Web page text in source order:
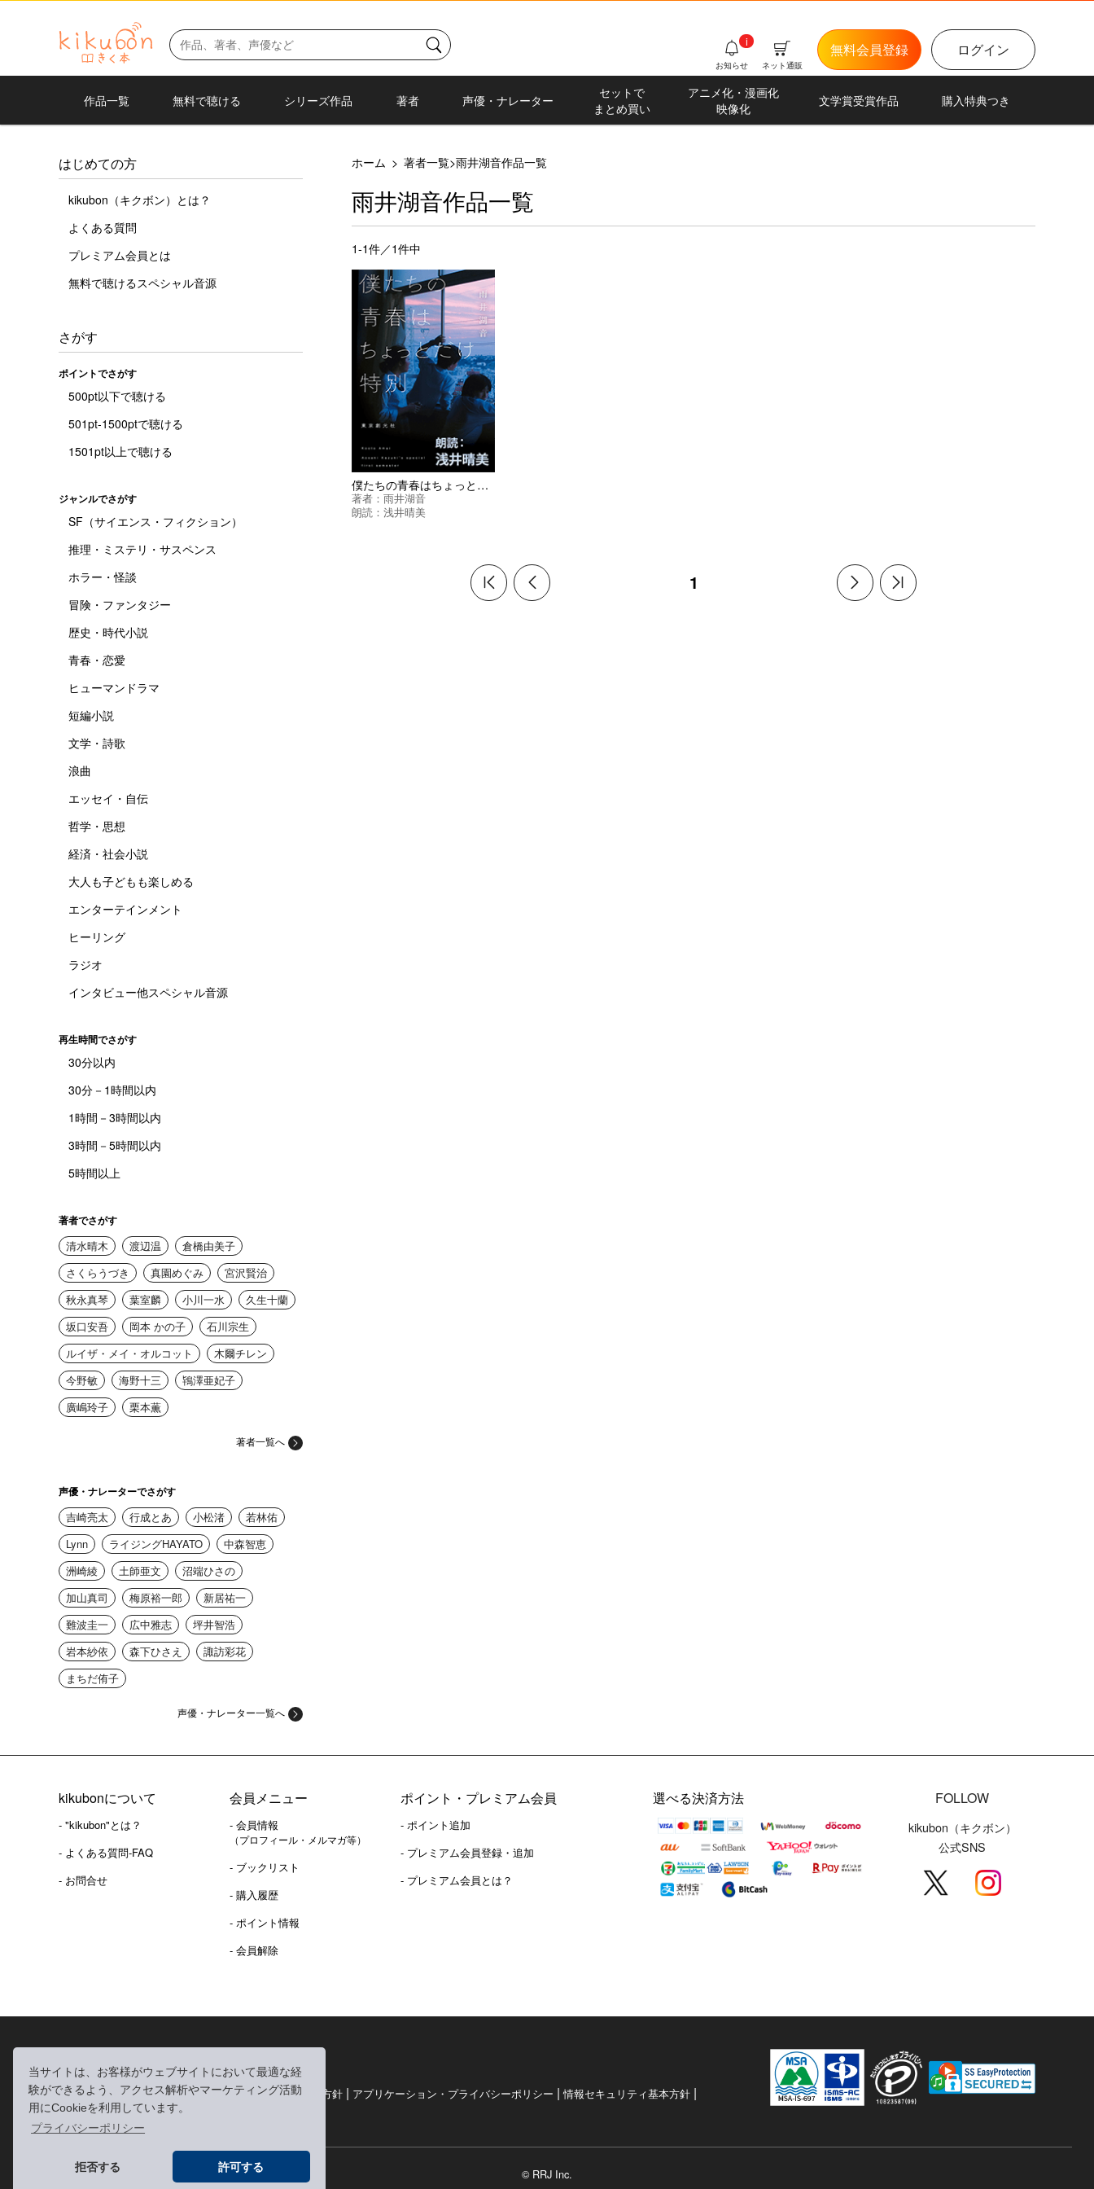
当サイトは、お客様がウェブサイトにおいて最適な経
験ができるよう、アクセス解析やマーケティング活動
用にCookieを利用しています。
プライバシーポリシー
拒否する 許可する
ログイン
無料会員登録
ネット通販
お知らせ
i
作品一覧 無料で聴ける シリーズ作品 著者 声優・ナレーター
セットで
まとめ買い
アニメ化・漫画化
映像化
文学賞受賞作品 購入特典つき
はじめての方
kikubon（キクボン）とは？
よくある質問
プレミアム会員とは
無料で聴けるスペシャル音源
さがす
ポイントでさがす
500pt以下で聴ける
501pt-1500ptで聴ける
1501pt以上で聴ける
ジャンルでさがす
SF（サイエンス・フィクション）
推理・ミステリ・サスペンス
ホラー・怪談
冒険・ファンタジー
歴史・時代小説
青春・恋愛
ヒューマンドラマ
短編小説
文学・詩歌
浪曲
エッセイ・自伝
哲学・思想
経済・社会小説
大人も子どもも楽しめる
エンターテインメント
ヒーリング
ラジオ
インタビュー他スペシャル音源
再生時間でさがす
30分以内
30分－1時間以内
1時間－3時間以内
3時間－5時間以内
5時間以上
著者でさがす
清水晴木 渡辺温
倉橋由美子
さくらうづき
真園めぐみ
宮沢賢治
秋永真琴
葉室麟 小川一水
久生十蘭
坂口安吾
岡本 かの子
石川宗生
ルイザ・メイ・オルコット
木爾チレン
今野敏
海野十三
鴇澤亜妃子
廣嶋玲子
栗本薫
著者一覧へ
声優・ナレーターでさがす
吉崎亮太 行成とあ 小松渚
若林佑
Lynn
ライジングHAYATO
中森智恵
洲崎綾
土師亜文
沼端ひさの
加山真司
梅原裕一郎
新居祐一
難波圭一
広中雅志
坪井智浩
岩本紗依
森下ひさえ
諏訪彩花
まちだ侑子
声優・ナレーター一覧へ
ホーム > 著者一覧>雨井湖音作品一覧
雨井湖音作品一覧
1-1件／1件中
僕たちの青春はちょっとだけ特別
著者： 雨井湖音
朗読： 浅井晴美
1
kikubonについて
- "kikubon"とは？
- よくある質問-FAQ
- お問合せ
会員メニュー
- 会員情報
（プロフィール・メルマガ等）
- ブックリスト
- 購入履歴
- ポイント情報
- 会員解除
ポイント・プレミアム会員
- ポイント追加
- プレミアム会員登録・追加
- プレミアム会員とは？
FOLLOW
kikubon（キクボン）
公式SNS
選べる決済方法
利用規約|個人情報の取り扱いについて| 個人情報保護方針 | アプリケーション・プライバシーポリシー |情報セキュリティ基本方針 |
特定商取引法に基づく表記
© RRJ Inc.